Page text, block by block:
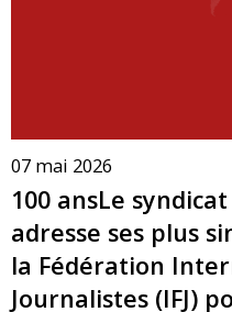
07 mai 2026
100 ansLe
adresse ses plus
la Fédération
Journalistes (IFJ)